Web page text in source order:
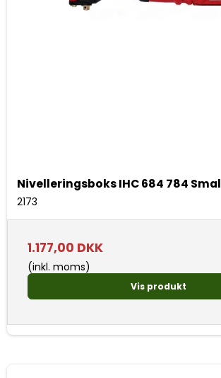
Nivelleringsboks IHC 684 784 Smal
2173
1.177,00 DKK
(inkl. moms)
Vis produkt